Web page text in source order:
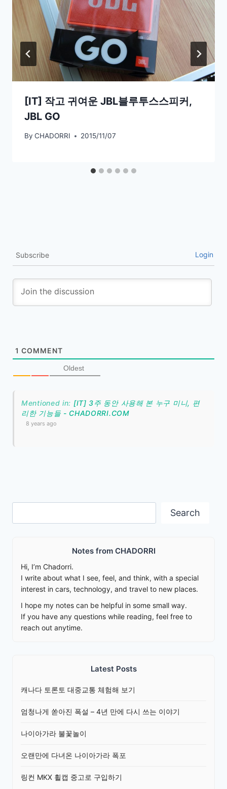
[IT] 작고 귀여운 JBL블루투스스피커,
JBL GO
By CHADORRI 2015/11/07
Subscribe Login
1 COMMENT
Oldest
[IT] 3주 동안 사용해 본 누구 미니, 편
리한 기능들 - CHADORRI.COM
8 years ago
Search
Notes from CHADORRI
Hi, I’m Chadorri.
I write about what I see, feel, and think, with a special
interest in cars, technology, and travel to new places.
I hope my notes can be helpful in some small way.
If you have any questions while reading, feel free to
reach out anytime.
Latest Posts
캐나다 토론토 대중교통 체험해 보기
엄청나게 쏟아진 폭설 – 4년 만에 다시 쓰는 이야기
나이아가라 불꽃놀이
오랜만에 다녀온 나이아가라 폭포
링컨 MKX 휠캡 중고로 구입하기